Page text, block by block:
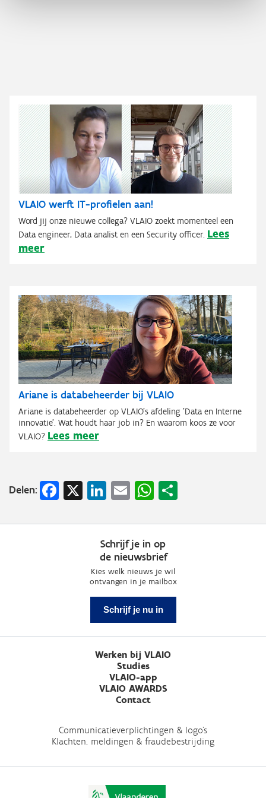
VLAIO werft IT-profielen aan!
Word jij onze nieuwe collega? VLAIO zoekt momenteel een
Data engineer, Data analist en een Security officer. Lees
meer
Ariane is databeheerder bij VLAIO
Ariane is databeheerder op VLAIO's afdeling 'Data en Interne
innovatie'. Wat houdt haar job in? En waarom koos ze voor
VLAIO? Lees meer
Delen: Facebook
X LinkedIn
EmailWhatsApp
Schrijf je in op
de nieuwsbrief
Kies welk nieuws je wil
ontvangen in je mailbox
Schrijf je nu in
Werken bij VLAIO
Studies
VLAIO-app
VLAIO AWARDS
Contact
Communicatieverplichtingen & logo's
Klachten, meldingen & fraudebestrijding